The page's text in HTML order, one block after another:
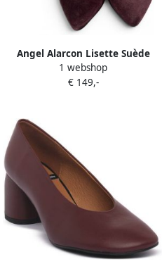
Angel Alarcon Lisette Suède
afzak enkellaars kitten heel
1 webshop
€ 149,-